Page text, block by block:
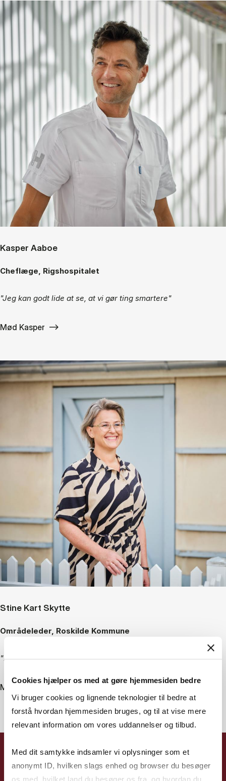
Cookies hjælper os med at gøre hjemmesiden bedre
Vi bruger cookies og lignende teknologier til bedre at
forstå hvordan hjemmesiden bruges, og til at vise mere
relevant information om vores uddannelser og tilbud.
Med dit samtykke indsamler vi oplysninger som et
anonymt ID, hvilken slags enhed og browser du besøger
os med, hvilket land du besøger os fra, og hvordan du
Kasper Aaboe
Cheflæge, Rigshospitalet
"Jeg kan godt lide at se, at vi gør ting smartere"
Mød Kasper
Stine Kart Skytte
Områdeleder, Roskilde Kommune
"I dag er jeg en mere reflekteret leder"
Mød Stine